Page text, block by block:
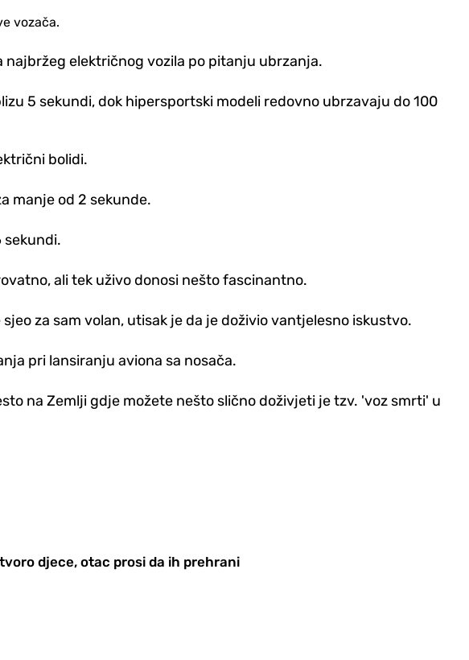
vozača.
električnog vozila po pitanju ubrzanja.
5 sekundi, dok hipersportski modeli redovno ubrzavaju do 100
bolidi.
manje od 2 sekunde.
sekundi.
ali tek uživo donosi nešto fascinantno.
za sam volan, utisak je da je doživio vantjelesno iskustvo.
pri lansiranju aviona sa nosača.
na Zemlji gdje možete nešto slično doživjeti je tzv. 'voz smrti' u
djece, otac prosi da ih prehrani